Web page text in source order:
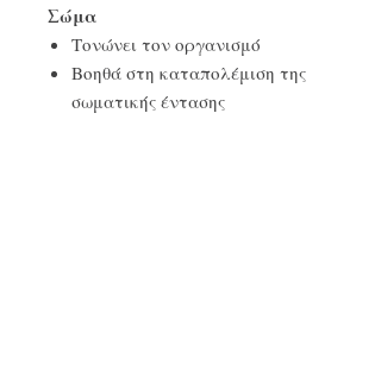
Σώμα
Τονώνει τον οργανισμό
Βοηθά στη καταπολέμιση της
σωματικής έντασης